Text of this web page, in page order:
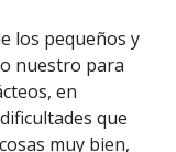
los pequeños y
nuestro para
en
que
muy bien,